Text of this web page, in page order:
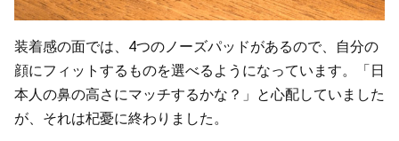
装着感の面では、4つのノーズパッドがあるので、自分の
顔にフィットするものを選べるようになっています。「日
本人の鼻の高さにマッチするかな？」と心配していました
が、それは杞憂に終わりました。